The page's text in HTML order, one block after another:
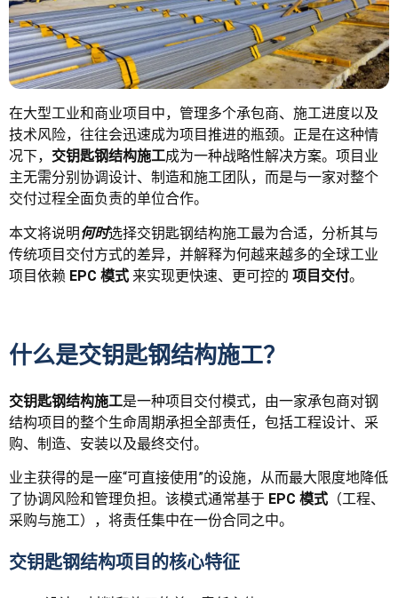
在大型工业和商业项目中，管理多个承包商、施工进度以及
技术风险，往往会迅速成为项目推进的瓶颈。正是在这种情
况下， 交钥匙钢结构施工成为一种战略性解决方案。项目业
主无需分别协调设计、制造和施工团队，而是与一家对整个
交付过程全面负责的单位合作。
本文将说明 何时选择交钥匙钢结构施工最为合适，分析其与
传统项目交付方式的差异，并解释为何越来越多的全球工业
项目依赖 EPC 模式 来实现更快速、更可控的 项目交付。
什么是交钥匙钢结构施工？
交钥匙钢结构施工是一种项目交付模式，由一家承包商对钢
结构项目的整个生命周期承担全部责任，包括工程设计、采
购、制造、安装以及最终交付。
业主获得的是一座“可直接使用”的设施，从而最大限度地降低
了协调风险和管理负担。该模式通常基于 EPC 模式 （工程、
采购与施工），将责任集中在一份合同之中。
交钥匙钢结构项目的核心特征